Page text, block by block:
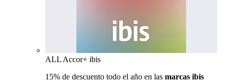
ALL Accor+ ibis
15% de descuento todo el año en las marcas ibis